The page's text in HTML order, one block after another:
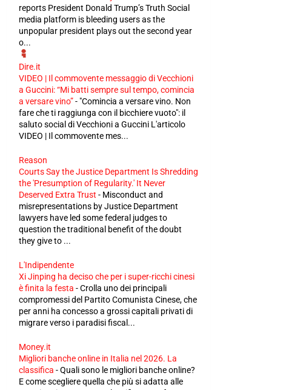
reports President Donald Trump’s Truth Social
media platform is bleeding users as the
unpopular president plays out the second year
o...
Dire.it
VIDEO | Il commovente messaggio di Vecchioni
a Guccini: “Mi batti sempre sul tempo, comincia
a versare vino”- "Comincia a versare vino. Non
fare che ti raggiunga con il bicchiere vuoto": il
saluto social di Vecchioni a Guccini L'articolo
VIDEO | Il commovente mes...
Reason
Courts Say the Justice Department Is Shredding
the 'Presumption of Regularity.' It Never
Deserved Extra Trust - Misconduct and
misrepresentations by Justice Department
lawyers have led some federal judges to
question the traditional benefit of the doubt
they give to ...
L'Indipendente
Xi Jinping ha deciso che per i super-ricchi cinesi
è finita la festa -Crolla uno dei principali
compromessi del Partito Comunista Cinese, che
per anni ha concesso a grossi capitali privati di
migrare verso i paradisi fiscal...
Money.it
Migliori banche online in Italia nel 2026. La
classifica -Quali sono le migliori banche online?
E come scegliere quella che più si adatta alle